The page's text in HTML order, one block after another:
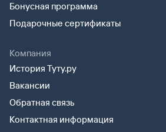
Бонусная программа
Подарочные сертификаты
Компания
История Туту.ру
Вакансии
Обратная связь
Контактная информация